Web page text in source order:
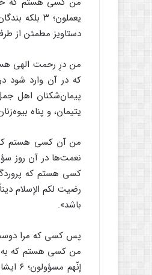
یعملون؛ ۳
دستاویز مطمئن از
من درِ رحمت الهی
که در آن وارد
پیمان‌شکنان اهل
یتیمان، و پناه
نعمت‌ها در آن روز
کسی هستم که
باشد».
پس کسی که مرا
من کسی هستم که به
إنّهم